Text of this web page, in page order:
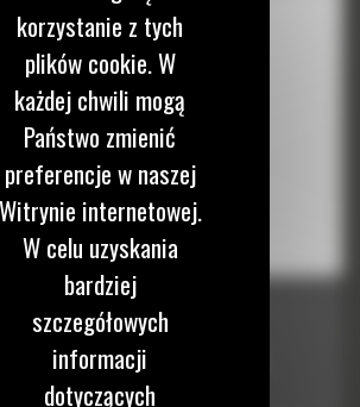
DO R2900 XE
dla górnictwa podziemnego są tak samo
jak każdy inny produkt Cat. Zostały
korzystanie z tych
plików cookie. W
każdej chwili mogą
Państwo zmienić
preferencje w naszej
Witrynie internetowej.
W celu uzyskania
bardziej
szczegółowych
informacji
dotyczących